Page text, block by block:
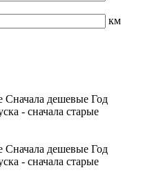
км
Сначала дешевые Год
- сначала старые
Сначала дешевые Год
- сначала старые